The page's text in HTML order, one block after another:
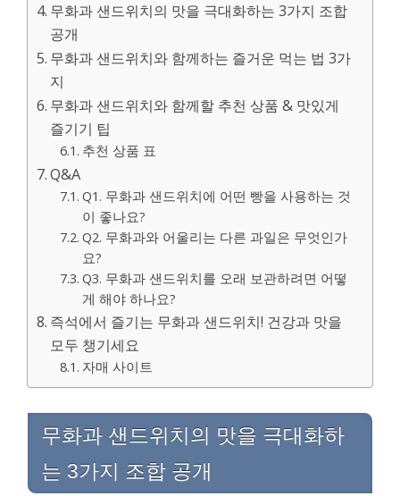
무화과 샌드위치의 맛을 극대화하는 3가지 조합
공개
무화과 샌드위치와 함께하는 즐거운 먹는 법 3가
지
무화과 샌드위치와 함께할 추천 상품 & 맛있게
즐기기 팁
추천 상품 표
Q&A
Q1. 무화과 샌드위치에 어떤 빵을 사용하는 것
이 좋나요?
Q2. 무화과와 어울리는 다른 과일은 무엇인가
요?
Q3. 무화과 샌드위치를 오래 보관하려면 어떻
게 해야 하나요?
즉석에서 즐기는 무화과 샌드위치! 건강과 맛을
모두 챙기세요
자매 사이트
무화과 샌드위치의 맛을 극대화하
는 3가지 조합 공개